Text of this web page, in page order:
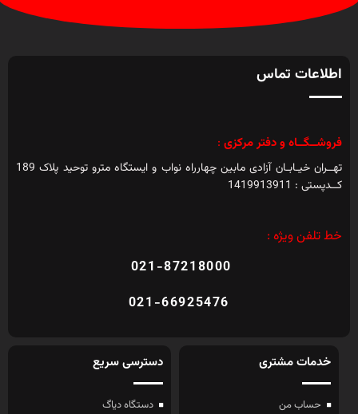
اطلاعات تماس
فروشــگــاه و دفتر مرکزی :
تهــران خیـابـان آزادی مابین چهارراه نواب و ایستگاه مترو توحید پلاک 189
کــدپستی : 1419913911
خط تلفن ویژه :
021-87218000
021-66925476
خدمات مشتری
حساب من
دسترسی سریع
دستگاه دیاگ